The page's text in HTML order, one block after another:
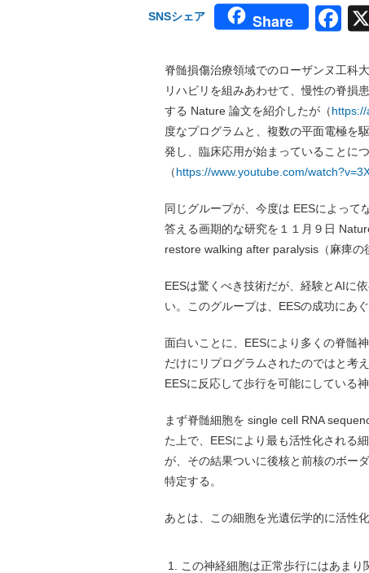
SNSシェア Share
脊髄損傷治療領域でのローザンヌ工科
リハビリを組みあわせて、慢性の脊損
する Nature 論文を紹介したが（
度なプログラムと、複数の平面電極を
発し、臨床応用が始まっていることに
（https://www.youtube.com/
同じグループが、今度は EESによって
答える画期的な研究を１１月９日
restore walking after paralysis（麻痺の
EESは驚くべき技術だが、経験とAIに
い。このグループは、EESの成功にあ
面白いことに、EESにより多くの脊髄
だけにリプログラムされたのではと考
EESに反応して歩行を可能にしている
まず脊髄細胞を single cell RNA
た上で、EESにより最も活性化される
が、その結果ついに後核と前核のボー
特定する。
あとは、この細胞を光遺伝学的に活性
この神経細胞は正常歩行にはあまり